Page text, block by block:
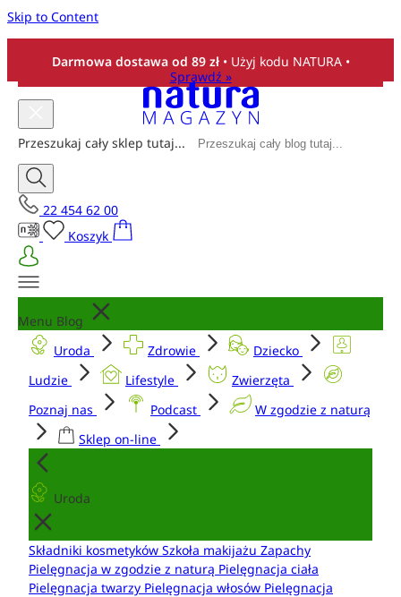
Skip to Content
Darmowa dostawa od 89 zł • Użyj kodu NATURA •
Sprawdź »
Przeszukaj cały sklep tutaj...
22 454 62 00
Koszyk
Menu Blog
Uroda
Zdrowie
Dziecko
Ludzie
Lifestyle
Zwierzęta
Poznaj nas
Podcast
W zgodzie z naturą
Sklep on-line
Uroda
Składniki kosmetyków Szkoła makijażu Zapachy
Pielęgnacja w zgodzie z naturą Pielęgnacja ciała
Pielęgnacja twarzy Pielęgnacja włosów Pielęgnacja